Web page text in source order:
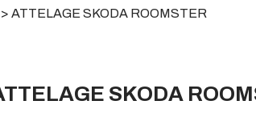
>ATTELAGE SKODA ROOMSTER
SKODA